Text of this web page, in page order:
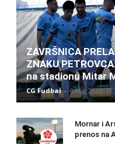
ZAVRŠNICA
ZNAKU
na stadionu Mitar
CG Fudbal - 6 Aug 2026.
Mornar i
prenos na